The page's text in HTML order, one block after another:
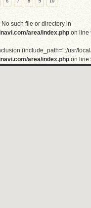
such file or directory in
area/index.phpon line
(include_path='.:/usr/
area/index.phpon line